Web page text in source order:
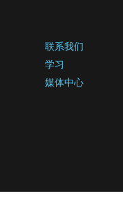
联系我们
学习
媒体中心